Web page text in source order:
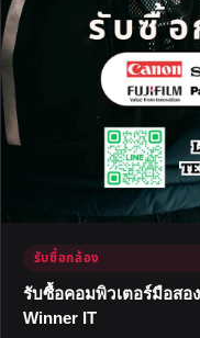
รับซื้อกล้อง
รับซื้อคอมพิวเตอร์มือสอ
Winner IT